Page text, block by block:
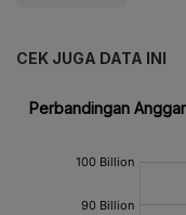
CEK JUGA DATA INI